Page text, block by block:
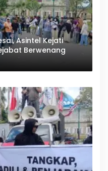
Asintel Kejati
Berwenang